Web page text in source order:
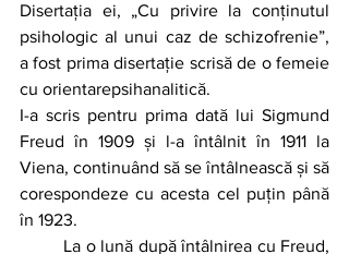
Disertația ei, „Cu privire la conținutul
psihologic al unui caz de schizofrenie”,
a fost prima disertație scrisă de o femeie
cu orientarepsihanalitică.
I-a scris pentru prima dată lui Sigmund
Freud în 1909 și l-a întâlnit în 1911 la
Viena, continuând să se întâlnească și să
corespondeze cu acesta cel puțin până
în 1923.